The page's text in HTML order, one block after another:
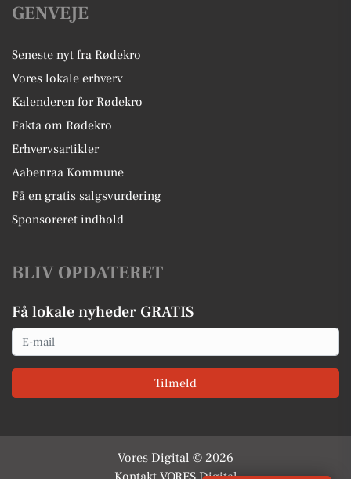
GENVEJE
Seneste nyt fra Rødekro
Vores lokale erhverv
Kalenderen for Rødekro
Fakta om Rødekro
Erhvervsartikler
Aabenraa Kommune
Få en gratis salgsvurdering
Sponsoreret indhold
BLIV OPDATERET
Få lokale nyheder GRATIS
Email
Tilmeld
Vores Digital © 2026